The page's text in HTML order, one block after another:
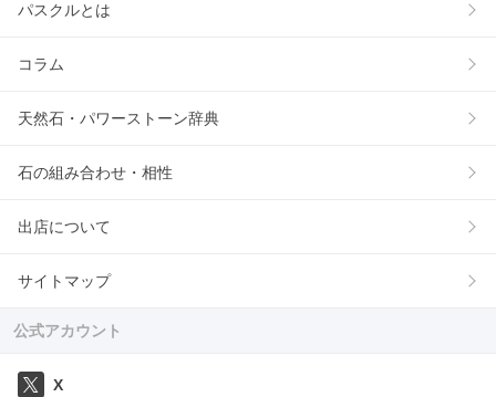
パスクルとは
コラム
天然石・パワーストーン辞典
石の組み合わせ・相性
出店について
サイトマップ
公式アカウント
X